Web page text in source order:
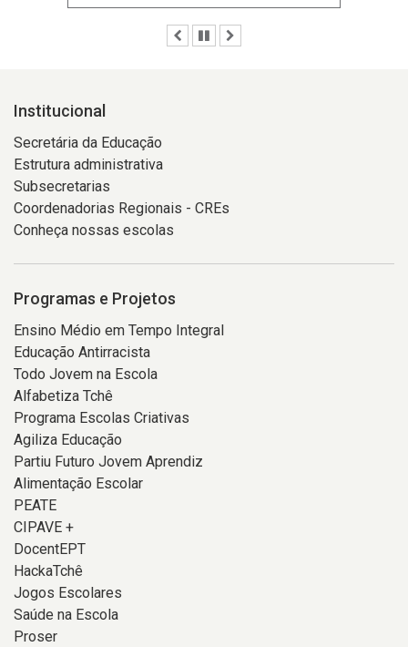
AnteriorPausar
Institucional
Secretária da Educação
Estrutura administrativa
Subsecretarias
Coordenadorias Regionais - CREs
Conheça nossas escolas
Programas e Projetos
Ensino Médio em Tempo Integral
Educação Antirracista
Todo Jovem na Escola
Alfabetiza Tchê
Programa Escolas Criativas
Agiliza Educação
Partiu Futuro Jovem Aprendiz
Alimentação Escolar
PEATE
CIPAVE +
DocentEPT
HackaTchê
Jogos Escolares
Saúde na Escola
Proser